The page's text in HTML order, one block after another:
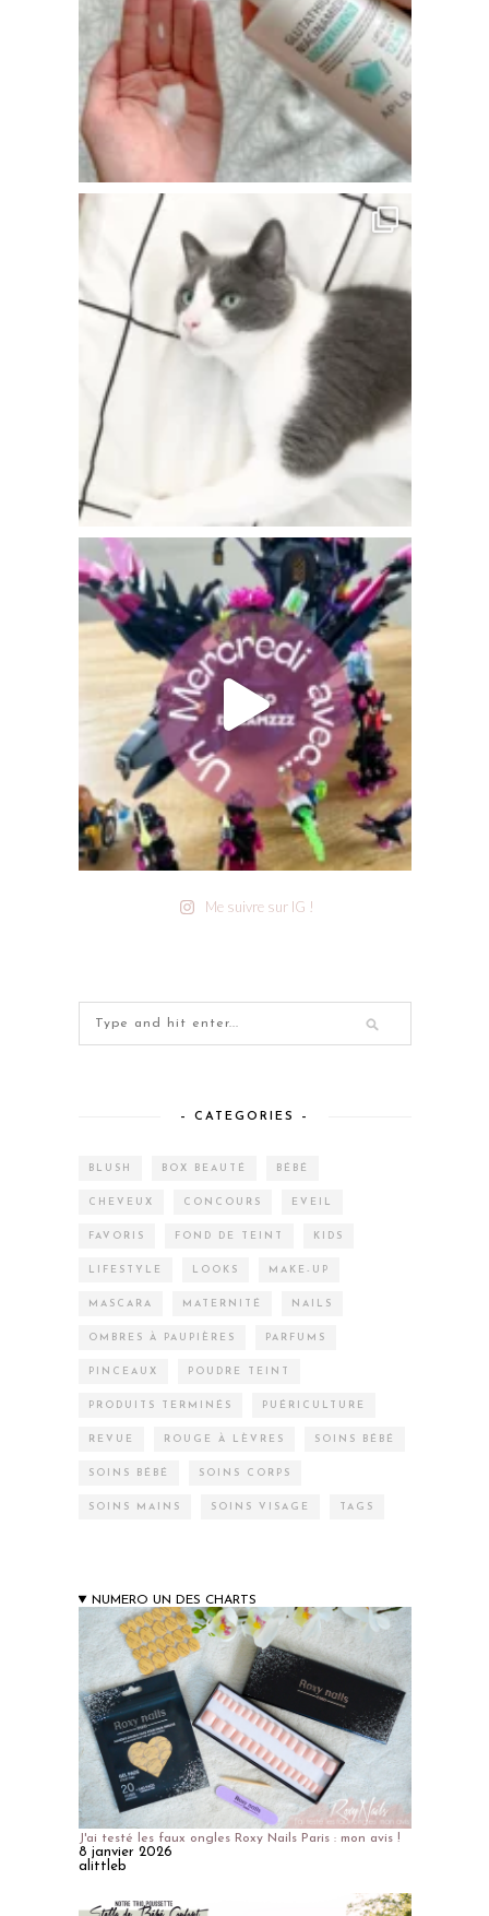
Me suivre sur IG !
– CATEGORIES –
BLUSH BOX BEAUTÉ BÉBÉ
CHEVEUX CONCOURS EVEIL
FAVORIS FOND DE TEINT KIDS
LIFESTYLE LOOKS MAKE-UP
MASCARA MATERNITÉ NAILS
OMBRES À PAUPIÈRES PARFUMS
PINCEAUX POUDRE TEINT
PRODUITS TERMINÉS PUÉRICULTURE
REVUE ROUGE À LÈVRES SOINS BÉBÉ
SOINS BÉBÉ SOINS CORPS
SOINS MAINS SOINS VISAGE TAGS
NUMERO UN DES CHARTS
J'ai testé les faux ongles Roxy Nails Paris : mon avis !
8 janvier 2026
alittleb